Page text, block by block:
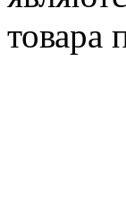
товара